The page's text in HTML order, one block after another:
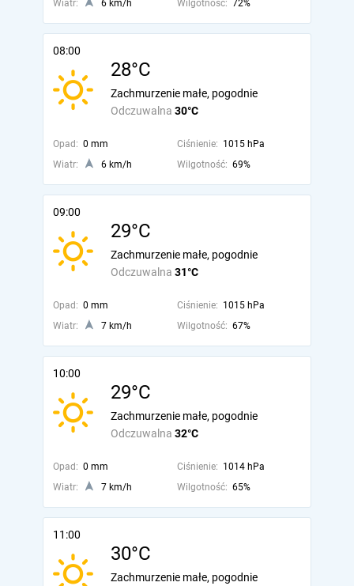
Wiatr: 6 km/h Wilgotność: 72%
08:00
28°C
Odczuwalna 30°C
Zachmurzenie małe, pogodnie
Opad: 0 mm Ciśnienie: 1015 hPa
Wiatr:
6 km/h Wilgotność: 69%
09:00
29°C
Odczuwalna 31°C
Zachmurzenie małe, pogodnie
Opad: 0 mm Ciśnienie: 1015 hPa
Wiatr:
7 km/h Wilgotność: 67%
10:00
29°C
Odczuwalna 32°C
Zachmurzenie małe, pogodnie
Opad: 0 mm Ciśnienie: 1014 hPa
Wiatr:
7 km/h Wilgotność: 65%
11:00
30°C
Zachmurzenie małe, pogodnie